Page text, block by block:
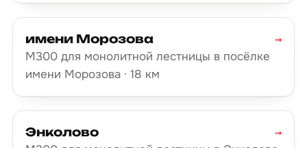
имени Морозова
М300 для монолитной лестницы в посёлке
имени Морозова · 18 км
→
Энколово
→